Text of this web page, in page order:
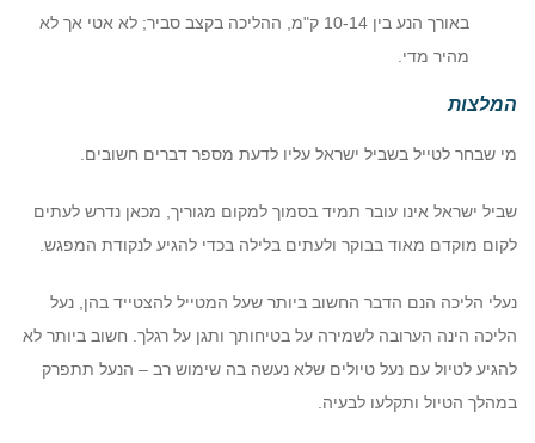
באורך הנע בין 10-14 ק"מ, ההליכה בקצב סביר; לא אטי אך לא
מהיר מדי.
המלצות
מי שבחר לטייל בשביל ישראל עליו לדעת מספר דברים חשובים.
שביל ישראל אינו עובר תמיד בסמוך למקום מגוריך, מכאן נדרש לעתים
לקום מוקדם מאוד בבוקר ולעתים בלילה בכדי להגיע לנקודת המפגש.
נעלי הליכה הנם הדבר החשוב ביותר שעל המטייל להצטייד בהן, נעל
הליכה הינה הערובה לשמירה על בטיחותך ותגן על רגלך. חשוב ביותר לא
להגיע לטיול עם נעל טיולים שלא נעשה בה שימוש רב – הנעל תתפרק
במהלך הטיול ותקלעו לבעיה.